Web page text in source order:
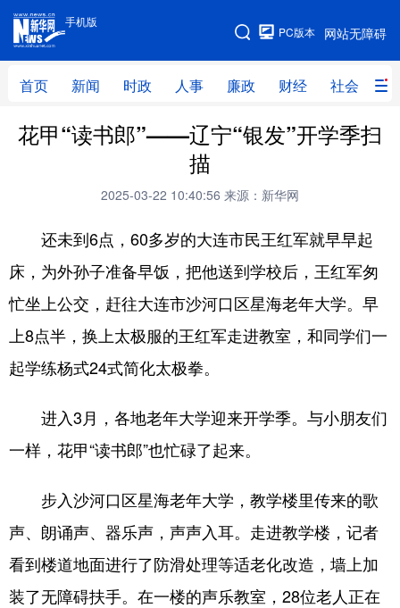
手机版
网站无障碍
PC版本
首页 新闻 时政 人事 廉政 财经 社会 科
手机版
网站地图
首页 新闻 时政 人事
体育 视频 直播 无人机
地方频道
浙江 安徽 福建 江西
广东 广西 海南 重庆
四川 贵州 云南 西藏
花甲“读书郎”——辽宁“银发”开学季扫
描
2025-03-22 10:40:56 来源：新华网
还未到6点，60多岁的大连市民王红军就早早起
床，为外孙子准备早饭，把他送到学校后，王红军匆
忙坐上公交，赶往大连市沙河口区星海老年大学。早
上8点半，换上太极服的王红军走进教室，和同学们一
起学练杨式24式简化太极拳。
进入3月，各地老年大学迎来开学季。与小朋友们
一样，花甲“读书郎”也忙碌了起来。
步入沙河口区星海老年大学，教学楼里传来的歌
声、朗诵声、器乐声，声声入耳。走进教学楼，记者
看到楼道地面进行了防滑处理等适老化改造，墙上加
装了无障碍扶手。在一楼的声乐教室，28位老人正在